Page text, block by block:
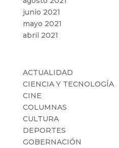
junio 2021
mayo 2021
abril 2021
ACTUALIDAD
CIENCIA Y TECNOLOGÍA
CINE
COLUMNAS
CULTURA
DEPORTES
GOBERNACIÓN